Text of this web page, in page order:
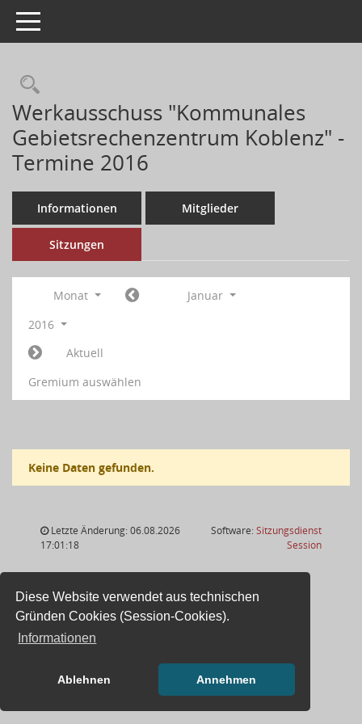
Diese Website verwendet aus technischen
Gründen Cookies (Session-Cookies).
Informationen
Ablehnen Annehmen
Toggle navigation
Werkausschuss "Kommunales
Gebietsrechenzentrum Koblenz" -
Termine 2016
Informationen Mitglieder
Sitzungen
Monat
Januar
2016
Aktuell
Gremium auswählen
Keine Daten gefunden.
Letzte Änderung: 06.08.2026
17:01:18
Software:Sitzungsdienst
Session(Wird in